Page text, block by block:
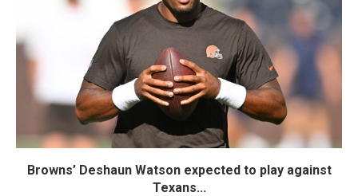
Browns’ Deshaun Watson expected to play against
Texans...